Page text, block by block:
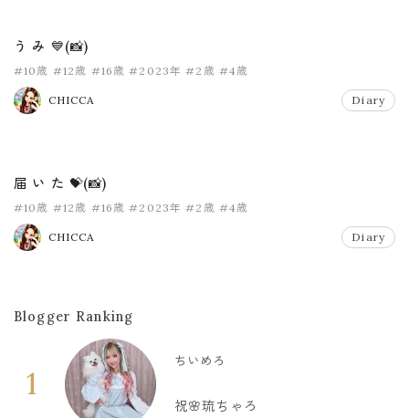
う み 💙(📸)
#10歳 #12歳 #16歳 #2023年 #2歳 #4歳
CHICCA Diary
届 い た 💝(📸)
#10歳 #12歳 #16歳 #2023年 #2歳 #4歳
CHICCA Diary
Blogger Ranking
1
ちいめろ
祝🌸琉ちゃろ